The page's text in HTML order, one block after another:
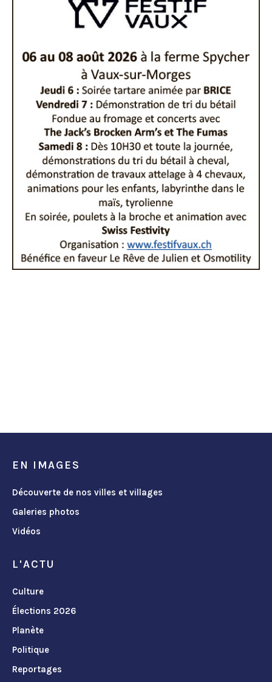
EN IMAGES
Découverte de nos villes et villages
Galeries photos
Vidéos
L'ACTU
Culture
Élections 2026
Planète
Politique
Reportages